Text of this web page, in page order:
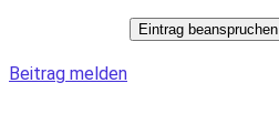
Eintrag beanspruchen
Beitrag melden